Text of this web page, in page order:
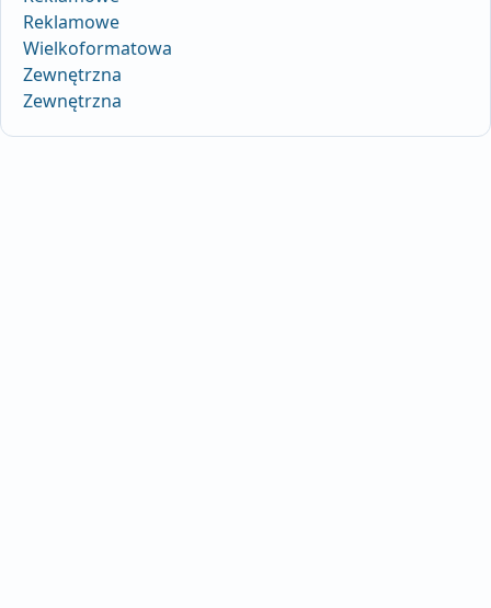
Reklamowe
Wielkoformatowa
Zewnętrzna
Zewnętrzna